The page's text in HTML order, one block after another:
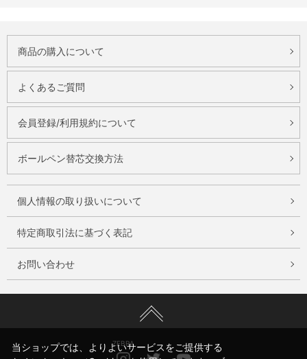
商品の購入について
よくあるご質問
会員登録/利用規約について
ボールペン替芯交換方法
個人情報の取り扱いについて
特定商取引法に基づく表記
お問い合わせ
ZEBRA
InstagramTwitterYoutube
当ショップでは、よりよいサービスをご提供する